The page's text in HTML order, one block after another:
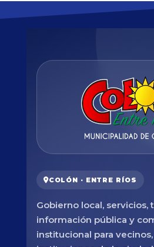
COLÓN · ENTRE RÍOS
Gobierno local, servicios,
información pública y
institucional para